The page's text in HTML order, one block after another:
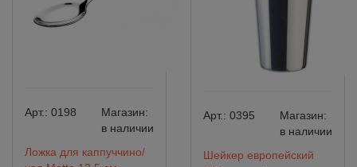
Арт.: 0198
Магазин:
в наличии
Ложка для каппуччино/
Арт.: 0395
Магазин:
в наличии
Шейкер европейский